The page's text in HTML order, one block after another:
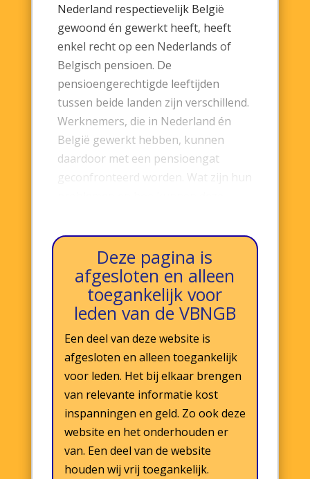
Nederland respectievelijk België
gewoond én gewerkt heeft, heeft
enkel recht op een Nederlands of
Belgisch pensioen. De
pensioengerechtigde leeftijden
tussen beide landen zijn verschillend.
Werknemers, die in Nederland én
België gewerkt hebben, kunnen
daardoor met een pensioengat
geconfronteerd worden. Wat zijn hun
Deze pagina is
afgesloten en alleen
toegankelijk voor
leden van de VBNGB
Een deel van deze website is
afgesloten en alleen toegankelijk
voor leden. Het bij elkaar brengen
van relevante informatie kost
inspanningen en geld. Zo ook deze
website en het onderhouden er
van. Een deel van de website
houden wij vrij toegankelijk.